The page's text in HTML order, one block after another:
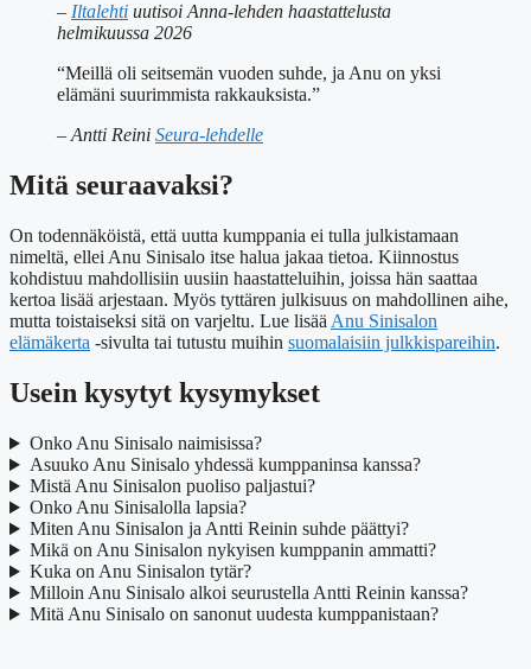
– Iltalehti uutisoi Anna-lehden haastattelusta
helmikuussa 2026
“Meillä oli seitsemän vuoden suhde, ja Anu on yksi
elämäni suurimmista rakkauksista.”
– Antti Reini Seura-lehdelle
Mitä seuraavaksi?
On todennäköistä, että uutta kumppania ei tulla julkistamaan
nimeltä, ellei Anu Sinisalo itse halua jakaa tietoa. Kiinnostus
kohdistuu mahdollisiin uusiin haastatteluihin, joissa hän saattaa
kertoa lisää arjestaan. Myös tyttären julkisuus on mahdollinen aihe,
mutta toistaiseksi sitä on varjeltu. Lue lisää Anu Sinisalon
elämäkerta -sivulta tai tutustu muihin suomalaisiin julkkispareihin.
Usein kysytyt kysymykset
Onko Anu Sinisalo naimisissa?
Asuuko Anu Sinisalo yhdessä kumppaninsa kanssa?
Mistä Anu Sinisalon puoliso paljastui?
Onko Anu Sinisalolla lapsia?
Miten Anu Sinisalon ja Antti Reinin suhde päättyi?
Mikä on Anu Sinisalon nykyisen kumppanin ammatti?
Kuka on Anu Sinisalon tytär?
Milloin Anu Sinisalo alkoi seurustella Antti Reinin kanssa?
Mitä Anu Sinisalo on sanonut uudesta kumppanistaan?